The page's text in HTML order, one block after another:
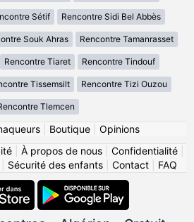
Sétif Rencontre Sidi Bel Abbès
Souk Ahras Rencontre Tamanrasset
Rencontre Tiaret Rencontre Tindouf
Tissemsilt Rencontre Tizi Ouzou
Tlemcen
| Boutique| Opinions
À propos de nous Confidentialité
Sécurité des enfants| Contact| FAQ